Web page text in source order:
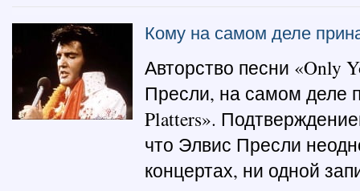
Кому на самом деле
Авторство песни «Only
Пресли, на самом деле
Platters».
что Элвис Пресли
концертах, ни одной